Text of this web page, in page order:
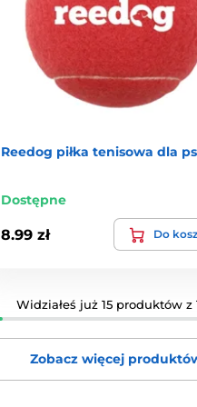
Reedog piłka tenisowa dla
Dostępne
8.99 zł Do
Widziałeś już 15 produktów z
Zobacz więcej